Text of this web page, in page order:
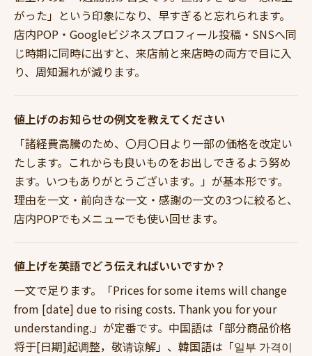
がった」という印象になり、早すぎると忘れられます。
店内POP・Googleビジネスプロフィール投稿・SNSへ同
じ時期に同時に出すと、来店前と来店時の両方で目に入
り、周知漏れが減ります。
値上げのお知らせの例文を教えてください
「諸経費高騰のため、〇月〇日より一部の価格を改定い
たします。これからも良いものをお出しできるよう努め
ます。いつもありがとうございます。」が基本形です。
理由を一文・前向きな一文・感謝の一文の3つに絞ると、
店内POPでもメニューでも使い回せます。
値上げを英語でどう伝えればいいですか？
一文で足ります。「Prices for some items will change
from [date] due to rising costs. Thank you for your
understanding.」が定番です。中国語は「部分商品价格
将于[日期]起调整，敬请谅解」、韓国語は「일부 가격이